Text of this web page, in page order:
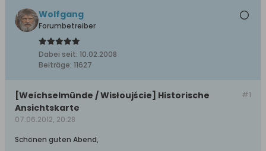
Wolfgang
Forumbetreiber
Dabei seit: 10.02.2008
Beiträge: 11627
#1
[Weichselmünde / Wisłoujście] Historische
Ansichtskarte
07.06.2012, 20:28
Schönen guten Abend,